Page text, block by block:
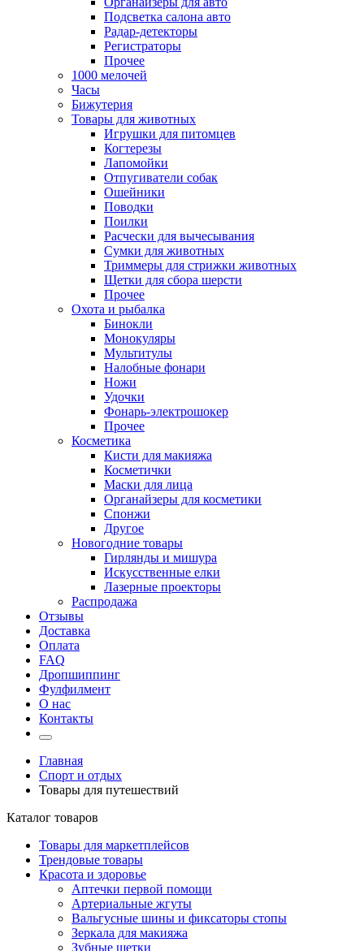
Подсветка салона авто
Радар-детекторы
Регистраторы
Прочее
1000 мелочей
Часы
Бижутерия
Товары для животных
Игрушки для питомцев
Когтерезы
Лапомойки
Отпугиватели собак
Ошейники
Поводки
Поилки
Расчески для вычесывания
Сумки для животных
Триммеры для стрижки животных
Щетки для сбора шерсти
Прочее
Охота и рыбалка
Бинокли
Монокуляры
Мультитулы
Налобные фонари
Ножи
Удочки
Фонарь-электрошокер
Прочее
Косметика
Кисти для макияжа
Косметички
Маски для лица
Органайзеры для косметики
Спонжи
Другое
Новогодние товары
Гирлянды и мишура
Искусственные елки
Лазерные проекторы
Распродажа
Отзывы
Доставка
Оплата
FAQ
Дропшиппинг
Фулфилмент
О нас
Контакты
Главная
Спорт и отдых
Товары для путешествий
Каталог товаров
Товары для маркетплейсов
Трендовые товары
Красота и здоровье
Аптечки первой помощи
Артериальные жгуты
Вальгусные шины и фиксаторы стопы
Зеркала для макияжа
Зубные щетки